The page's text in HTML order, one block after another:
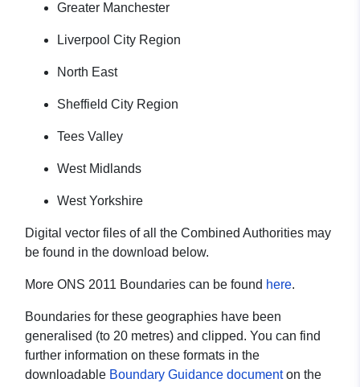
Greater Manchester
Liverpool City Region
North East
Sheffield City Region
Tees Valley
West Midlands
West Yorkshire
Digital vector files of all the Combined Authorities may
be found in the download below.
More ONS 2011 Boundaries can be found here.
Boundaries for these geographies have been
generalised (to 20 metres) and clipped. You can find
further information on these formats in the
downloadable Boundary Guidance documenton the